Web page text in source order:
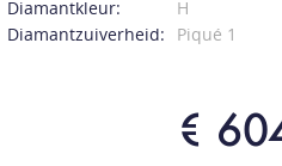
Diamantkleur:
H
Diamantzuiverheid:
Piqué 1
€